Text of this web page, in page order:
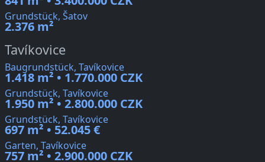
Grundstück, Šatov
2.376 m²
Tavíkovice
Baugrundstück, Tavíkovice
1.418 m² • 1.770.000 CZK
Grundstück, Tavíkovice
1.950 m² • 2.800.000 CZK
Grundstück, Tavíkovice
697 m² • 52.045 €
Garten, Tavíkovice
757 m² • 2.900.000 CZK